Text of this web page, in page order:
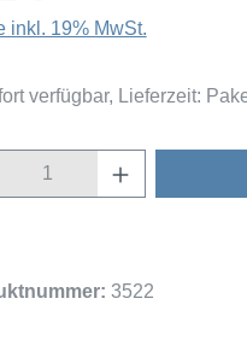
inkl. 19% MwSt.
verfügbar, Lieferzeit:
Anzahl: Gib
3522